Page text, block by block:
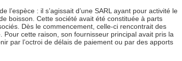
l’espèce : il s’agissait d’une SARL ayant pour activité le
boisson. Cette société avait été constituée à parts
Dès le commencement, celle-ci rencontrait des
Pour cette raison, son fournisseur principal avait pris la
par l’octroi de délais de paiement ou par des apports